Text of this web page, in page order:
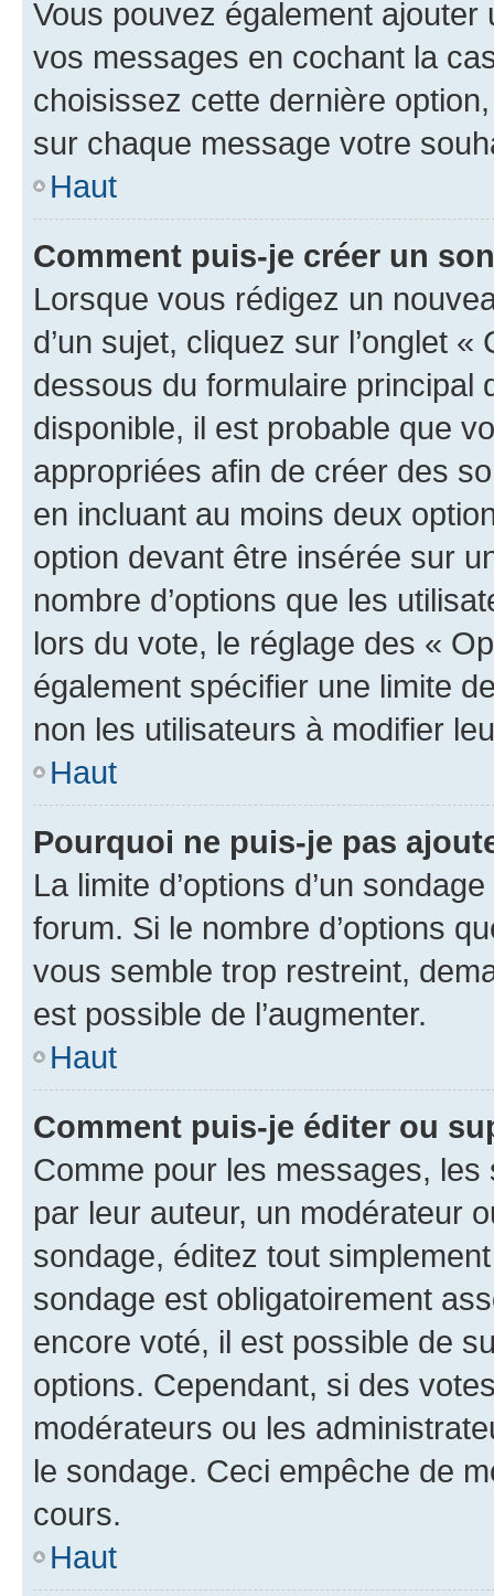
Vous pouvez également
vos messages en cochant la
choisissez cette dernière
sur chaque message votre
Haut
Comment puis-je créer un
Lorsque vous rédigez un
d’un sujet, cliquez sur l’onglet
dessous du formulaire principal
disponible, il est probable que
appropriées afin de créer des
en incluant au moins deux
option devant être insérée sur
nombre d’options que les
lors du vote, le réglage des «
également spécifier une limite
non les utilisateurs à modifier
Haut
Pourquoi ne puis-je pas
La limite d’options d’un
forum. Si le nombre d’options
vous semble trop restreint,
est possible de l’augmenter.
Haut
Comment puis-je éditer ou
Comme pour les messages,
par leur auteur, un modérateur
sondage, éditez tout
sondage est obligatoirement
encore voté, il est possible de
options. Cependant, si des
modérateurs ou les
le sondage. Ceci empêche de
cours.
Haut